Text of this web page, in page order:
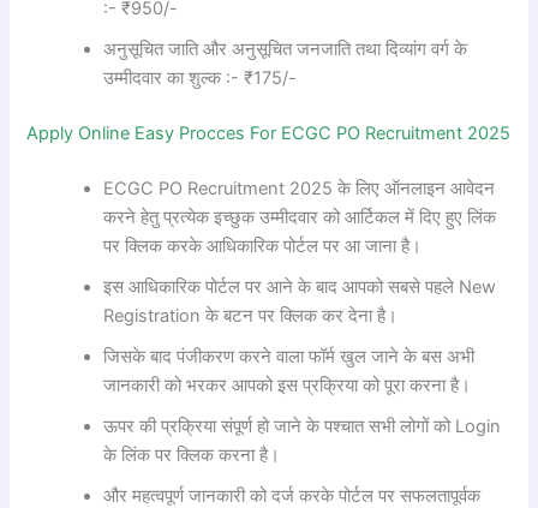
:- ₹950/-
अनुसूचित जाति और अनुसूचित जनजाति तथा दिव्यांग वर्ग के
उम्मीदवार का शुल्क :- ₹175/-
Apply Online Easy Procces For ECGC PO Recruitment 2025
ECGC PO Recruitment 2025 के लिए ऑनलाइन आवेदन
करने हेतु प्रत्येक इच्छुक उम्मीदवार को आर्टिकल में दिए हुए लिंक
पर क्लिक करके आधिकारिक पोर्टल पर आ जाना है।
इस आधिकारिक पोर्टल पर आने के बाद आपको सबसे पहले New
Registration के बटन पर क्लिक कर देना है।
जिसके बाद पंजीकरण करने वाला फॉर्म खुल जाने के बस अभी
जानकारी को भरकर आपको इस प्रक्रिया को पूरा करना है।
ऊपर की प्रक्रिया संपूर्ण हो जाने के पश्चात सभी लोगों को Login
के लिंक पर क्लिक करना है।
और महत्वपूर्ण जानकारी को दर्ज करके पोर्टल पर सफलतापूर्वक